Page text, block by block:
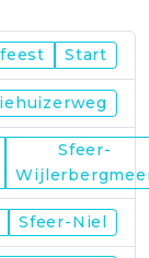
Start
Sfeer-
Sfeer-Niel